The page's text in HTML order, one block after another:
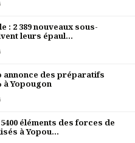
: 2 389 nouveaux sous-
leurs épaul...
annonce des préparatifs
à Yopougon
éléments des forces de
à Yopou...